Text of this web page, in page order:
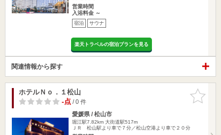
営業時間
入浴料金 ～
宿泊 サウナ
楽天トラベルの宿泊プランを見る
関連情報から探す
お気に入
りに追加
ホテルＮｏ．１松山
-点/ 0 件
愛媛県 / 松山市
堀江駅7.82km 大街道駅517m
ＪＲ 松山駅より車で７分／松山空港より車で２０分